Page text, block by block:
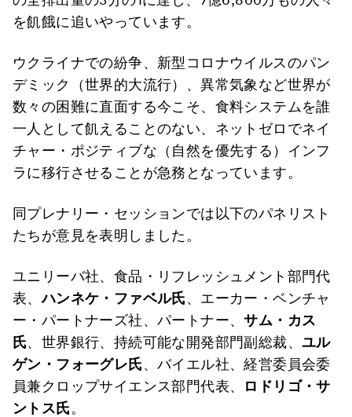
を飢餓に追いやっています。
ウクライナでの紛争、新型コロナウイルスのパン
デミック（世界的大流行）、異常気象など世界が
数々の困難に直面する今こそ、食料システムを誰
一人として飢えることのない、ネットゼロでネイ
チャー・ポジティブな（自然を優先する）インフ
ラに移行させることが急務となっています。
同プレナリー・セッションでは以下のパネリスト
たちが意見を表明しました。
ユニリーバ社、食品・リフレッシュメント部門代
表、ハンネケ・ファベル氏、エーカー・ベンチャ
ー・パートナーズ社、パートナー、サム・カス
氏、世界銀行、持続可能な開発部門副総裁、ユル
ゲン・フォーグレ氏、バイエル社、経営委員会委
員兼クロップサイエンス部門代表、
ロドリゴ・サ
ントス氏。